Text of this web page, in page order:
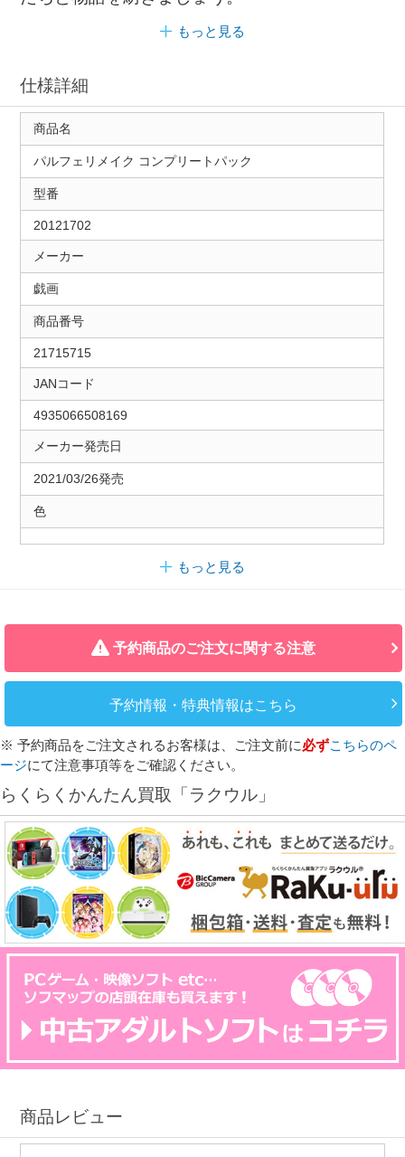
もっと見る
仕様詳細
商品名
パルフェリメイク コンプリートパック
型番
20121702
メーカー
戯画
商品番号
21715715
JANコード
4935066508169
メーカー発売日
2021/03/26発売
色
もっと見る
予約商品のご注文に関する注意
予約情報・特典情報はこちら
※ 予約商品をご注文されるお客様は、ご注文前に必ずこちらのペ
ージにて注意事項等をご確認ください。
らくらくかんたん買取「ラクウル」
商品レビュー